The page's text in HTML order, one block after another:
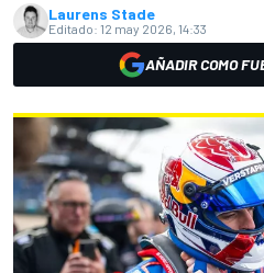
Laurens Stade
Editado: 12 may 2026, 14:33
AÑADIR COMO